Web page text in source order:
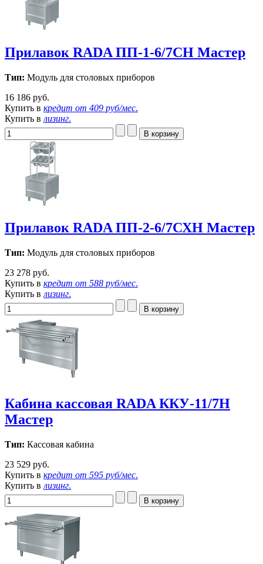
Прилавок RADA ПП-1-6/7СН Мастер
Тип: Модуль для столовых приборов
16 186 руб.
Купить в кредит от 409 руб/мес.
Купить в лизинг.
Прилавок RADA ПП-2-6/7СХН Мастер
Тип: Модуль для столовых приборов
23 278 руб.
Купить в кредит от 588 руб/мес.
Купить в лизинг.
Кабина кассовая RADA ККУ-11/7Н
Мастер
Тип: Кассовая кабина
23 529 руб.
Купить в кредит от 595 руб/мес.
Купить в лизинг.